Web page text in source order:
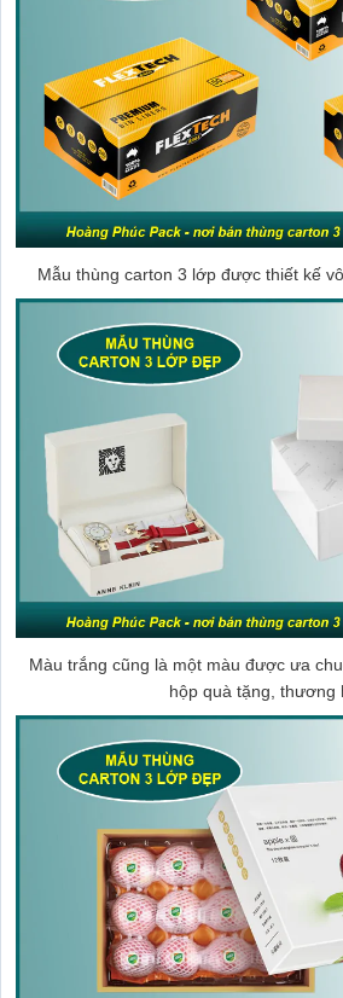
Mẫu thùng carton 3 lớp được thiết kế
Màu trắng cũng là một màu được ưa
hộp quà tặng, thương